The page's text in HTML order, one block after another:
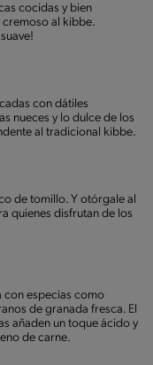
cocidas y bien
al kibbe.
con dátiles
nueces y lo dulce de los
al tradicional kibbe.
de tomillo. Y otórgale al
quienes disfrutan de los
especias como
de granada fresca. El
añaden un toque ácido y
de carne.